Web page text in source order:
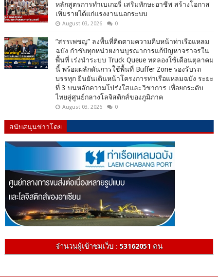
หลักสูตรการทำเบเกอรี่ เสริมทักษะอาชีพ สร้างโอกาส
เพิ่มรายได้แก่แรงงานนอกระบบ
August 03, 2026 0
“สรรเพชญ” ลงพื้นที่ติดตามความคืบหน้าท่าเรือแหลม
ฉบัง กำชับทุกหน่วยงานบูรณาการแก้ปัญหาจราจรใน
พื้นที่ เร่งนำระบบ Truck Queue ทดลองใช้เดือนตุลาคม
นี้ พร้อมผลักดันการใช้พื้นที่ Buffer Zone รองรับรถ
บรรทุก ยืนยันเดินหน้าโครงการท่าเรือแหลมฉบัง ระยะ
ที่ 3 บนหลักความโปร่งใสและวิชาการ เพื่อยกระดับ
ไทยสู่ศูนย์กลางโลจิสติกส์ของภูมิภาค
August 03, 2026 0
สนับสนุนข่าวโดย
จำนวนผู้เข้าชมเว็บ : 53162051 คน